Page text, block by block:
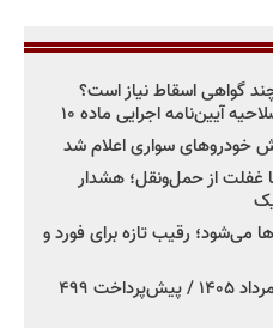
گواهی اسقاط نیاز است؟
خودروهای سواری اعلام شد
غفلت از حمل‌ونقل؛ هشدار
می‌شود؛ رقیب تازه برای فورد و
فروش کوییک اس از امروز در مرداد ۱۴۰۵ / پیش‌پرداخت ۴۹۹